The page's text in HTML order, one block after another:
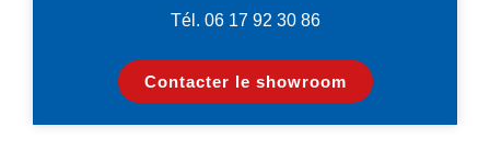
Tél. 06 17 92 30 86
Contacter le showroom